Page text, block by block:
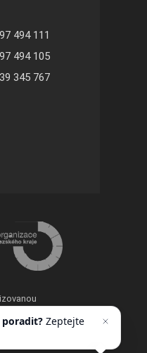
494 111
494 105
345 767
Zeptejte